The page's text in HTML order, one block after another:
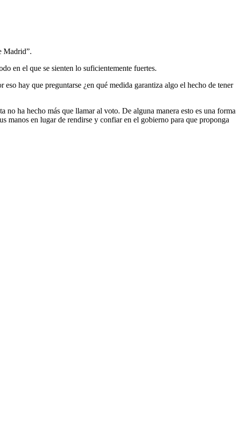
Madrid”.
en el que se sienten lo suficientemente fuertes.
hay que preguntarse ¿en qué medida garantiza algo el hecho de tener
no ha hecho más que llamar al voto. De alguna manera esto es una forma
manos en lugar de rendirse y confiar en el gobierno para que proponga